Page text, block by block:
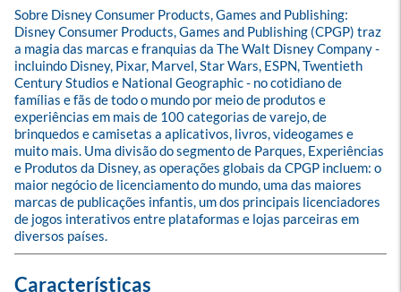
Sobre Disney Consumer Products, Games and Publishing:
Disney Consumer Products, Games and Publishing (CPGP) traz
a magia das marcas e franquias da The Walt Disney Company -
incluindo Disney, Pixar, Marvel, Star Wars, ESPN, Twentieth
Century Studios e National Geographic - no cotidiano de
famílias e fãs de todo o mundo por meio de produtos e
experiências em mais de 100 categorias de varejo, de
brinquedos e camisetas a aplicativos, livros, videogames e
muito mais. Uma divisão do segmento de Parques, Experiências
e Produtos da Disney, as operações globais da CPGP incluem: o
maior negócio de licenciamento do mundo, uma das maiores
marcas de publicações infantis, um dos principais licenciadores
de jogos interativos entre plataformas e lojas parceiras em
diversos países.